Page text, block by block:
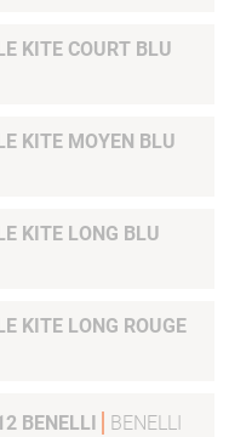
KITE COURT BLU
KITE MOYEN BLU
RESERVOIR RECHARGEABLE KITE LONG BLU
RESERVOIR RECHARGEABLE KITE LONG ROUGE
BENELLI BENELLI